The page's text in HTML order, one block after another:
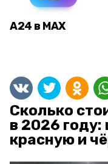
А24 в MAX
Сколько
в 2026
красную и